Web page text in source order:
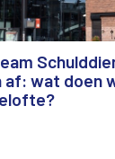
af: wat doen